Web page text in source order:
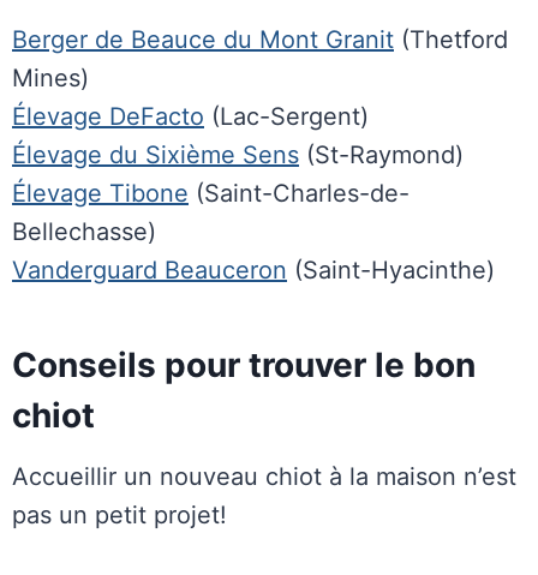
Berger de Beauce du Mont Granit (Thetford
Mines)
Élevage DeFacto (Lac-Sergent)
Élevage du Sixième Sens (St-Raymond)
Élevage Tibone (Saint-Charles-de-
Bellechasse)
Vanderguard Beauceron (Saint-Hyacinthe)
Conseils pour trouver le bon
chiot
Accueillir un nouveau chiot à la maison n’est
pas un petit projet!